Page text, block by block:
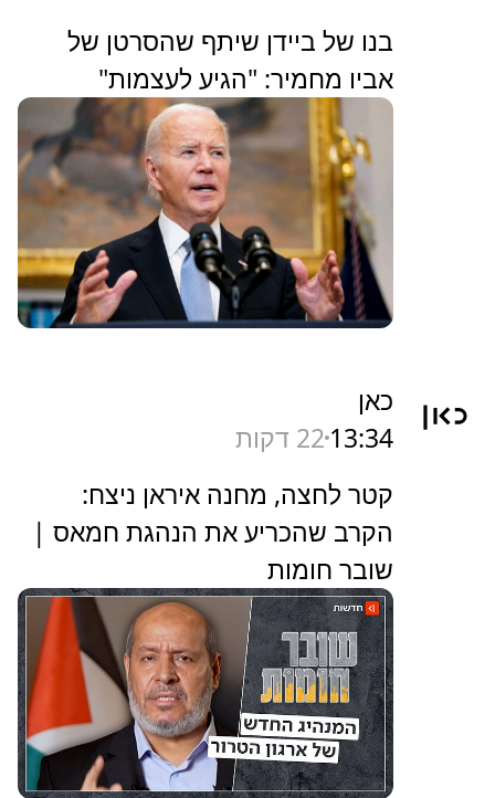
בנו של ביידן שיתף שהסרטן של
אביו מחמיר: "הגיע לעצמות"
כאן
13:34 22 דקות
קטר לחצה, מחנה איראן ניצח:
הקרב שהכריע את הנהגת חמאס |
שובר חומות